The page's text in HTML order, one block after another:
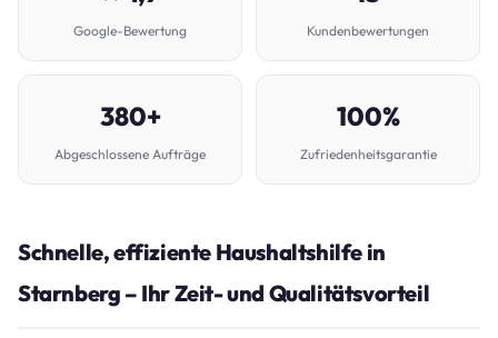
Google-Bewertung Kundenbewertungen
380+
Abgeschlossene Aufträge
100%
Zufriedenheitsgarantie
Schnelle, effiziente Haushaltshilfe in
Starnberg – Ihr Zeit- und Qualitätsvorteil